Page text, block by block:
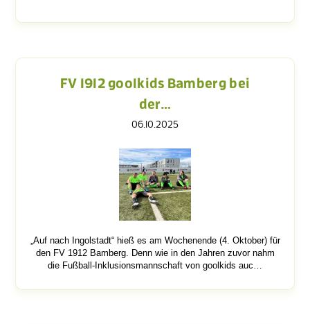
FV 1912 goolkids Bamberg bei
der…
06.10.2025
„Auf nach Ingolstadt“ hieß es am Wochenende (4. Oktober) für
den FV 1912 Bamberg. Denn wie in den Jahren zuvor nahm
die Fußball-Inklusionsmannschaft von goolkids auc…